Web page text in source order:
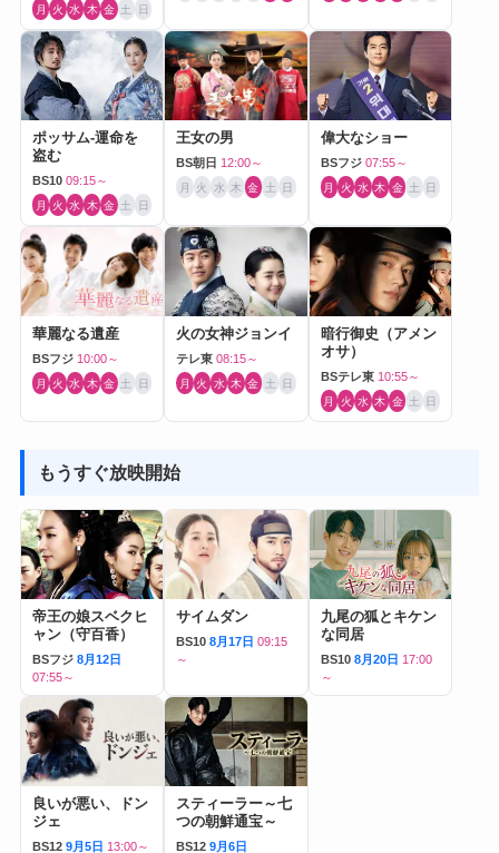
月 火 水 木 金 土 日
ポッサム-運命を
盗む
BS10 09:15～
月 火 水 木 金 土 日
王女の男
BS朝日 12:00～
月 火 水 木 金 土 日
偉大なショー
BSフジ 07:55～
月 火 水 木 金 土 日
華麗なる遺産
BSフジ 10:00～
月 火 水 木 金 土 日
火の女神ジョンイ
テレ東 08:15～
月 火 水 木 金 土 日
暗行御史（アメン
オサ）
BSテレ東 10:55～
月 火 水 木 金 土 日
もうすぐ放映開始
帝王の娘スベクヒ
ャン（守百香）
BSフジ 8月12日
07:55～
サイムダン
BS10 8月17日 09:15
～
九尾の狐とキケン
な同居
BS10 8月20日 17:00
～
良いが悪い、ドン
ジェ
BS12 9月5日 13:00～
スティーラー～七
つの朝鮮通宝～
BS12 9月6日